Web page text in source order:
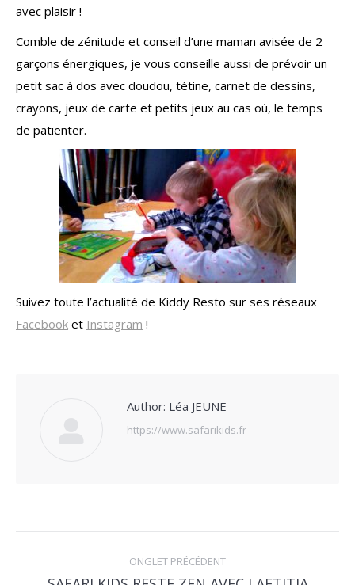
avec plaisir !
Comble de zénitude et conseil d’une maman avisée de 2
garçons énergiques, je vous conseille aussi de prévoir un
petit sac à dos avec doudou, tétine, carnet de dessins,
crayons, jeux de carte et petits jeux au cas où, le temps
de patienter.
Suivez toute l’actualité de Kiddy Resto sur ses réseaux
Facebook et Instagram !
Author: Léa JEUNE
https://www.safarikids.fr
NAVIGATIONONGLET PRÉCÉDENT